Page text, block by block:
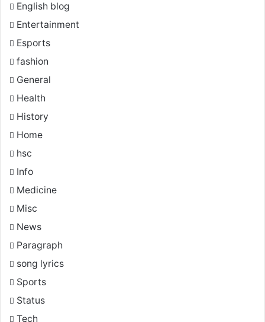
English blog
Entertainment
Esports
fashion
General
Health
History
Home
hsc
Info
Medicine
Misc
News
Paragraph
song lyrics
Sports
Status
Tech